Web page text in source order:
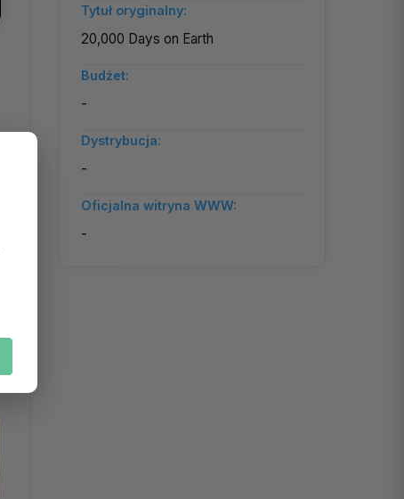
Tytuł oryginalny:
20,000 Days on Earth
Budżet:
-
Dystrybucja:
-
Oficjalna witryna WWW:
-